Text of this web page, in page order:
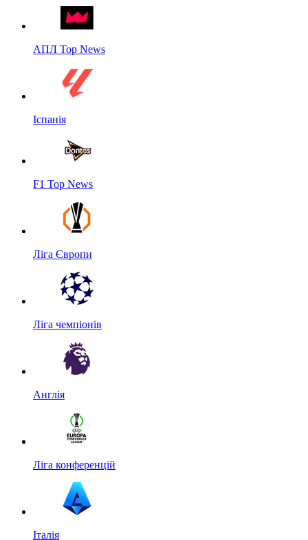
АПЛ Top News
Іспанія
F1 Top News
Ліга Європи
Ліга чемпіонів
Англія
Ліга конференцій
Італія